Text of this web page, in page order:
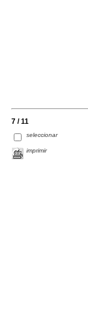
7 / 11
seleccionar
imprimir